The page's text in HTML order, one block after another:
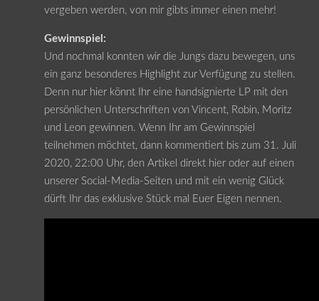
vergeben werden, von mir gibts immer einen mehr!
Gewinnspiel:
Und nochmal konnten wir die Jungs dazu bewegen, uns
ein ganz besonderes Highlight zur Verfügung zu stellen.
Denn nur hier könnt Ihr eine handsignierte LP mit den
persönlichen Unterschriften von Vincent, Robin, Moritz
und Leon gewinnen. Wenn Ihr am Gewinnspiel
teilnehmen möchtet, dann kommentiert bis zum 31. Juli
2020, 22:00 Uhr, den Artikel direkt hier oder auf einen
unserer Social-Media-Seiten und mit ein wenig Glück
dürft Ihr das exklusive Stück mal Euer Eigen nennen.